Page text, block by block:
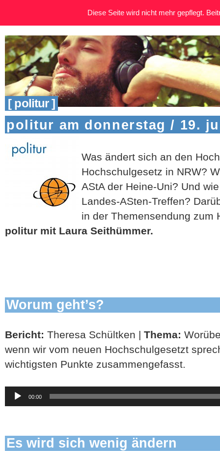
[ politur ]
politur am donnerstag / 19.
Was ändert sich an den
Hochschulgesetz in NRW?
AStA der Heine-Uni? Und
Landes-ASten-Treffen?
in der Themensendung zum
politur mit Laura Seithümmer.
Worum geht’s?
Bericht: Theresa Schültken | Thema:
wenn wir vom neuen Hochschulgesetzt
wichtigsten Punkte zusammengefasst.
Audio-
Player
00:00
Es wird sich wenig ändern
Diese Seite wird nicht mehr gepflegt.